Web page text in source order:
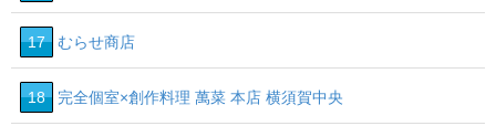
17 むらせ商店
18 完全個室×創作料理 萬菜 本店 横須賀中央